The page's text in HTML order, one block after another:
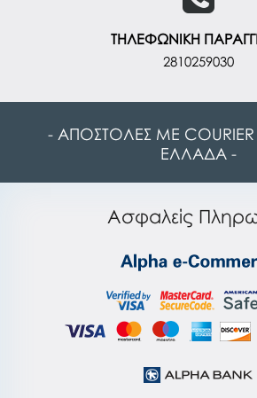
ΤΗΛΕΦΩΝΙΚΗ
2810259030
- ΑΠΟΣΤΟΛΕΣ ΜΕ
ΕΛΛΑΔΑ -
Ασφαλείς